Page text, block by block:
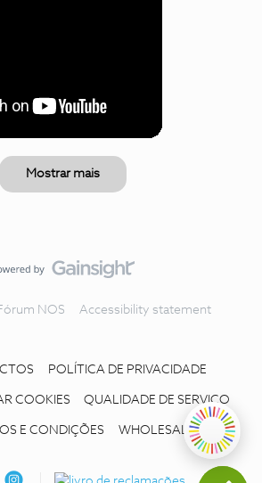
Mostrar mais
NOS Accessibility statement
POLÍTICA DE PRIVACIDADE
COOKIES QUALIDADE DE SERVIÇO
E CONDIÇÕES WHOLESALE